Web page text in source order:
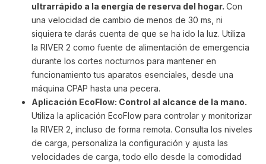
ultrarrápido a la energía de reserva del hogar. Con
una velocidad de cambio de menos de 30 ms, ni
siquiera te darás cuenta de que se ha ido la luz. Utiliza
la RIVER 2 como fuente de alimentación de emergencia
durante los cortes nocturnos para mantener en
funcionamiento tus aparatos esenciales, desde una
máquina CPAP hasta una pecera.
Aplicación EcoFlow: Control al alcance de la mano.
Utiliza la aplicación EcoFlow para controlar y monitorizar
la RIVER 2, incluso de forma remota. Consulta los niveles
de carga, personaliza la configuración y ajusta las
velocidades de carga, todo ello desde la comodidad